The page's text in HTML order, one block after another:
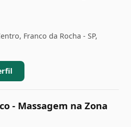
Franco da Rocha - SP,
- Massagem na Zona